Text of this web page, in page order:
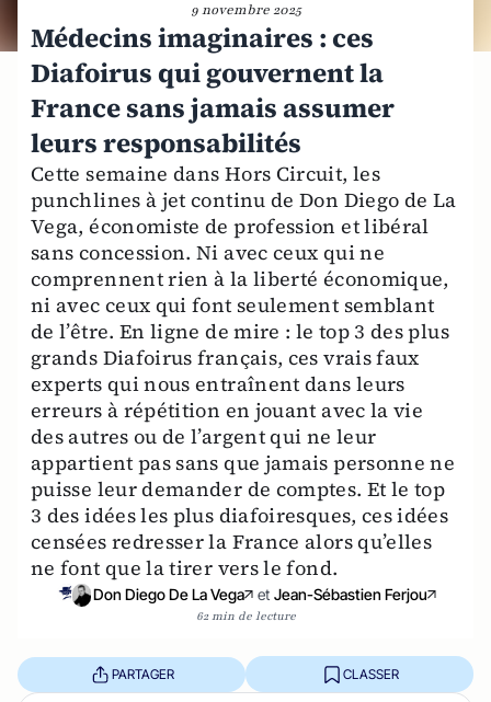
9 novembre 2025
Médecins imaginaires : ces
Diafoirus qui gouvernent la
France sans jamais assumer
leurs responsabilités
Cette semaine dans Hors Circuit, les
punchlines à jet continu de Don Diego de La
Vega, économiste de profession et libéral
sans concession. Ni avec ceux qui ne
comprennent rien à la liberté économique,
ni avec ceux qui font seulement semblant
de l’être. En ligne de mire : le top 3 des plus
grands Diafoirus français, ces vrais faux
experts qui nous entraînent dans leurs
erreurs à répétition en jouant avec la vie
des autres ou de l’argent qui ne leur
appartient pas sans que jamais personne ne
puisse leur demander de comptes. Et le top
3 des idées les plus diafoiresques, ces idées
censées redresser la France alors qu’elles
ne font que la tirer vers le fond.
Don Diego De La Vega et Jean-Sébastien Ferjou
62 min de lecture
PARTAGER CLASSER